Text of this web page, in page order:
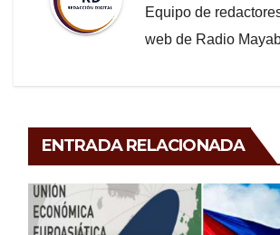
Equipo de
web de Radio
ENTRADA RELACIONADA